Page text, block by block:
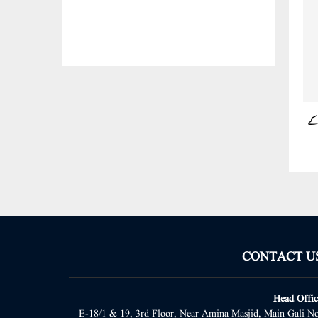
کے
CONTACT
Head
E-18/1 & 19, 3rd Floor, Near Amina Masjid, Main Gali